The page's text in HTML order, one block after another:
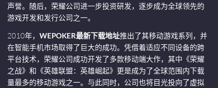
声誉。随后，荣耀公司进一步投资研发，逐步成为全球领先的
游戏开发和发行公司之一。
2010年， WEPOKER最新下载地址推出了其移动游戏系列，并
在智能手机市场取得了巨大的成功。凭借着适应不同设备的跨
平台技术，荣耀公司成功开发了多款移动端大作，其中《荣耀
之战》和《英雄联盟：英雄崛起》更是成为了全球范围内下载
量最多的移动游戏之一。与此同时，公司也将目光投向了虚拟